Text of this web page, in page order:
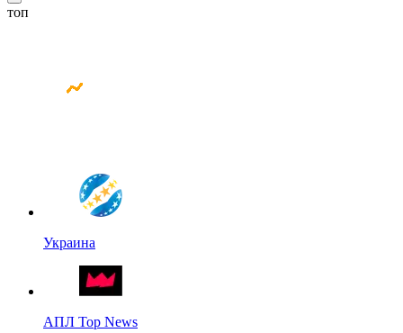
топ
Украина
АПЛ Top News